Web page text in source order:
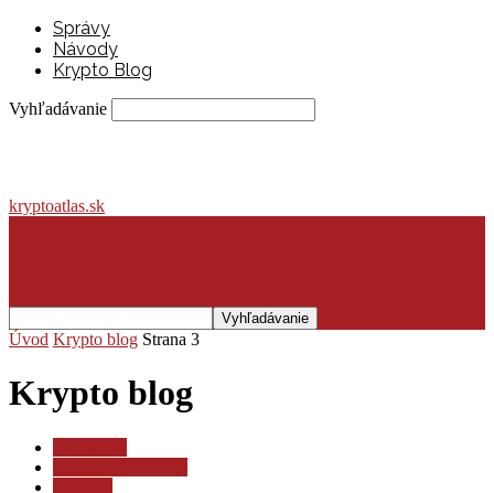
Správy
Návody
Krypto Blog
Vyhľadávanie
kryptoatlas.sk
Úvod Krypto blog Strana 3
Krypto blog